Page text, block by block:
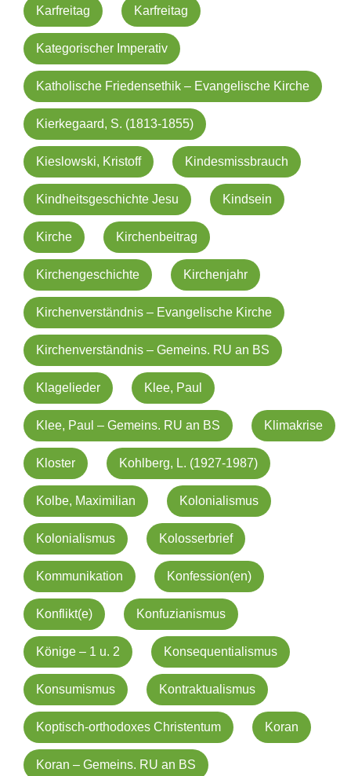
Karfreitag Karfreitag
Kategorischer Imperativ
Katholische Friedensethik – Evangelische Kirche
Kierkegaard, S. (1813-1855)
Kieslowski, Kristoff Kindesmissbrauch
Kindheitsgeschichte Jesu Kindsein
Kirche Kirchenbeitrag
Kirchengeschichte Kirchenjahr
Kirchenverständnis – Evangelische Kirche
Kirchenverständnis – Gemeins. RU an BS
Klagelieder Klee, Paul
Klee, Paul – Gemeins. RU an BS Klimakrise
Kloster Kohlberg, L. (1927-1987)
Kolbe, Maximilian Kolonialismus
Kolonialismus Kolosserbrief
Kommunikation Konfession(en)
Konflikt(e) Konfuzianismus
Könige – 1 u. 2 Konsequentialismus
Konsumismus Kontraktualismus
Koptisch-orthodoxes Christentum Koran
Koran – Gemeins. RU an BS